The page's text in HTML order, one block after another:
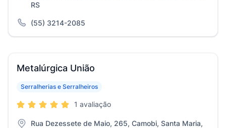
RS
(55) 3214-2085
Metalúrgica União
Serralherias e Serralheiros
1 avaliação
Rua Dezessete de Maio, 265, Camobi, Santa Maria,